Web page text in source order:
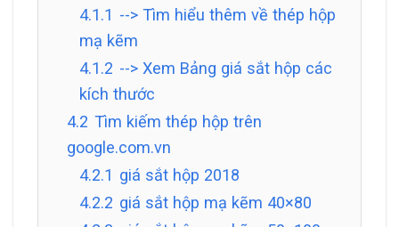
4.1.1 --> Tìm hiểu thêm về thép hộp
mạ kẽm
4.1.2 --> Xem Bảng giá sắt hộp các
kích thước
4.2 Tìm kiếm thép hộp trên
google.com.vn
4.2.1 giá sắt hộp 2018
4.2.2 giá sắt hộp mạ kẽm 40×80